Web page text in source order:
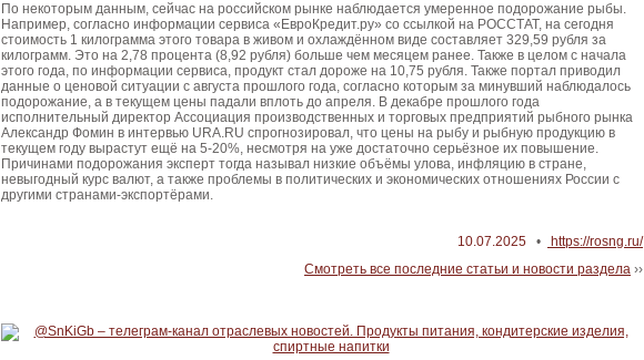
По некоторым данным, сейчас на российском рынке наблюдается умеренное подорожание рыбы.
Например, согласно информации сервиса «ЕвроКредит.ру» со ссылкой на РОССТАТ, на сегодня
стоимость 1 килограмма этого товара в живом и охлаждённом виде составляет 329,59 рубля за
килограмм. Это на 2,78 процента (8,92 рубля) больше чем месяцем ранее. Также в целом с начала
этого года, по информации сервиса, продукт стал дороже на 10,75 рубля. Также портал приводил
данные о ценовой ситуации с августа прошлого года, согласно которым за минувший наблюдалось
подорожание, а в текущем цены падали вплоть до апреля. В декабре прошлого года
исполнительный директор Ассоциация производственных и торговых предприятий рыбного рынка
Александр Фомин в интервью URA.RU спрогнозировал, что цены на рыбу и рыбную продукцию в
текущем году вырастут ещё на 5-20%, несмотря на уже достаточно серьёзное их повышение.
Причинами подорожания эксперт тогда называл низкие объёмы улова, инфляцию в стране,
невыгодный курс валют, а также проблемы в политических и экономических отношениях России с
другими странами-экспортёрами.
10.07.2025 •
https://rosng.ru/
Смотреть все последние статьи и новости раздела ››